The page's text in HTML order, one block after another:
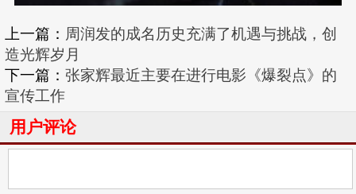
上一篇： 周润发的成名历史充满了机遇与挑战，创
造光辉岁月
下一篇： 张家辉最近主要在进行电影《爆裂点》的
宣传工作
用户评论